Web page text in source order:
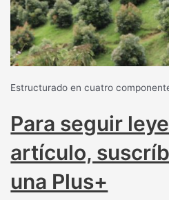
Estructurado en cuatro
Para seguir
artículo,
una Plus+